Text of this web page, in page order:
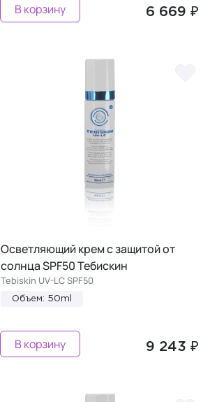
6 669 ₽
В корзину
Осветляющий крем с защитой от
солнца SPF50 Тебискин
Tebiskin UV-LC SPF50
Объем: 50ml
9 243 ₽
В корзину